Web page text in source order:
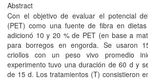
Abstract
Con el objetivo de evaluar el potencial
(PET) como una fuente de fibra en
adicionó 10 y 20 % de PET (en base a
para borregos en engorda. Se usaron
criollos con un peso vivo promedio
experimento tuvo una duración de 60 d y
de 15 d. Los tratamientos (T) consistieron